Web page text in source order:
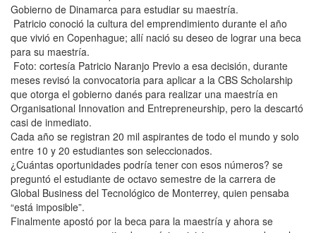
Gobierno de Dinamarca para estudiar su maestría.
Patricio conoció la cultura del emprendimiento durante el año
que vivió en Copenhague; allí nació su deseo de lograr una beca
para su maestría.
Foto: cortesía Patricio Naranjo Previo a esa decisión, durante
meses revisó la convocatoria para aplicar a la CBS Scholarship
que otorga el gobierno danés para realizar una maestría en
Organisational Innovation and Entrepreneurship, pero la descartó
casi de inmediato.
Cada año se registran 20 mil aspirantes de todo el mundo y solo
entre 10 y 20 estudiantes son seleccionados.
¿Cuántas oportunidades podría tener con esos números? se
preguntó el estudiante de octavo semestre de la carrera de
Global Business del Tecnológico de Monterrey, quien pensaba
“está imposible”.
Finalmente apostó por la beca para la maestría y ahora se